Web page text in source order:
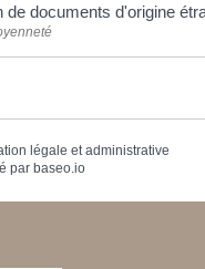
de documents d'origine
légale et administrative
par baseo.io